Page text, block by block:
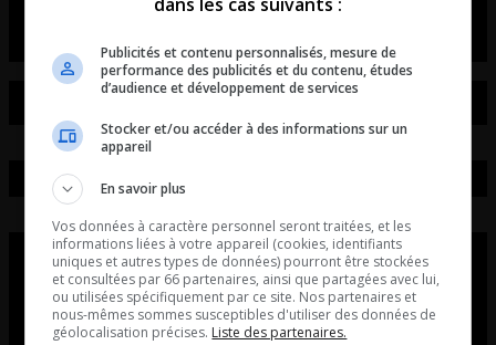
Publicités et contenu personnalisés, mesure de
performance des publicités et du contenu, études
d’audience et développement de services
Stocker et/ou accéder à des informations sur un
appareil
En savoir plus
Vos données à caractère personnel seront traitées, et les
informations liées à votre appareil (cookies, identifiants
uniques et autres types de données) pourront être stockées
et consultées par 66 partenaires, ainsi que partagées avec lui,
ou utilisées spécifiquement par ce site. Nos partenaires et
nous-mêmes sommes susceptibles d'utiliser des données de
géolocalisation précises. Liste des partenaires.